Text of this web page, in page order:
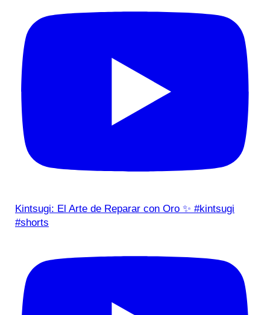
Kintsugi: El Arte de Reparar con Oro ✨ #kintsugi
#shorts